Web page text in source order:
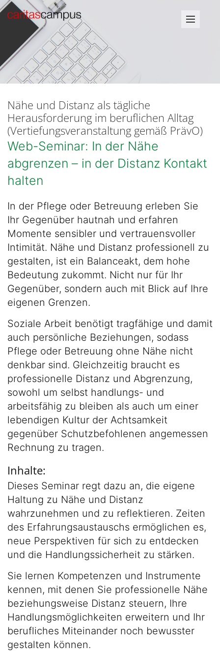
Nähe und Distanz als tägliche
Herausforderung im beruflichen Alltag
(Vertiefungsveranstaltung gemäß PrävO)
Web-Seminar: In der Nähe
abgrenzen – in der Distanz Kontakt
halten
In der Pflege oder Betreuung erleben Sie
Ihr Gegenüber hautnah und erfahren
Momente sensibler und vertrauensvoller
Intimität. Nähe und Distanz professionell zu
gestalten, ist ein Balanceakt, dem hohe
Bedeutung zukommt. Nicht nur für Ihr
Gegenüber, sondern auch mit Blick auf Ihre
eigenen Grenzen.
Soziale Arbeit benötigt tragfähige und damit
auch persönliche Beziehungen, sodass
Pflege oder Betreuung ohne Nähe nicht
denkbar sind. Gleichzeitig braucht es
professionelle Distanz und Abgrenzung,
sowohl um selbst handlungs- und
arbeitsfähig zu bleiben als auch um einer
lebendigen Kultur der Achtsamkeit
gegenüber Schutzbefohlenen angemessen
Rechnung zu tragen.
Inhalte:
Dieses Seminar regt dazu an, die eigene
Haltung zu Nähe und Distanz
wahrzunehmen und zu reflektieren. Zeiten
des Erfahrungsaustauschs ermöglichen es,
neue Perspektiven für sich zu entdecken
und die Handlungssicherheit zu stärken.
Sie lernen Kompetenzen und Instrumente
kennen, mit denen Sie professionelle Nähe
beziehungsweise Distanz steuern, Ihre
Handlungsmöglichkeiten erweitern und Ihr
berufliches Miteinander noch bewusster
gestalten können.